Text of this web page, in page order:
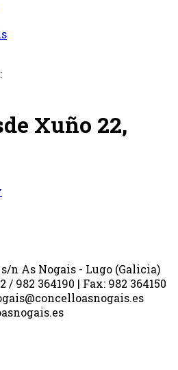
Xuño 22,
n As Nogais - Lugo (Galicia)
/ 982 364190 | Fax: 982 364150